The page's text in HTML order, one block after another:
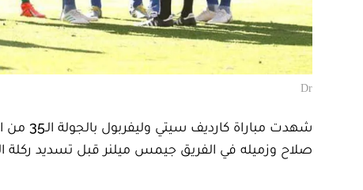
Dr
شهدت
صلاح وزميله في الفريق جيمس ميلنر قبل تسديد ركلة